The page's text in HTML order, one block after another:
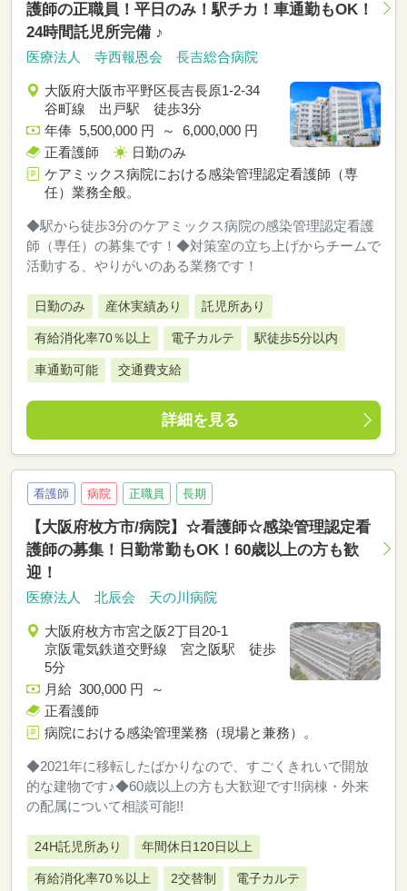
護師の正職員！平日のみ！駅チカ！車通勤もOK！
24時間託児所完備 ♪
医療法人 寺西報恩会 長吉総合病院
大阪府大阪市平野区長吉長原1-2-34
谷町線 出戸駅 徒歩3分
年俸 5,500,000 円 ～ 6,000,000 円
正看護師
日勤のみ
ケアミックス病院における感染管理認定看護師（専
任）業務全般。
◆駅から徒歩3分のケアミックス病院の感染管理認定看護
師（専任）の募集です！◆対策室の立ち上げからチームで
活動する、やりがいのある業務です！
日勤のみ 産休実績あり 託児所あり
有給消化率70％以上 電子カルテ 駅徒歩5分以内
車通勤可能 交通費支給
詳細を見る
看護師 病院 正職員 長期
【大阪府枚方市/病院】☆看護師☆感染管理認定看
護師の募集！日勤常勤もOK！60歳以上の方も歓
迎！
医療法人 北辰会 天の川病院
大阪府枚方市宮之阪2丁目20-1
京阪電気鉄道交野線 宮之阪駅 徒歩
5分
月給 300,000 円 ～
正看護師
病院における感染管理業務（現場と兼務）。
◆2021年に移転したばかりなので、すごくきれいで開放
的な建物です♪◆60歳以上の方も大歓迎です!!病棟・外来
の配属について相談可能!!
24H託児所あり 年間休日120日以上
有給消化率70％以上 2交替制 電子カルテ